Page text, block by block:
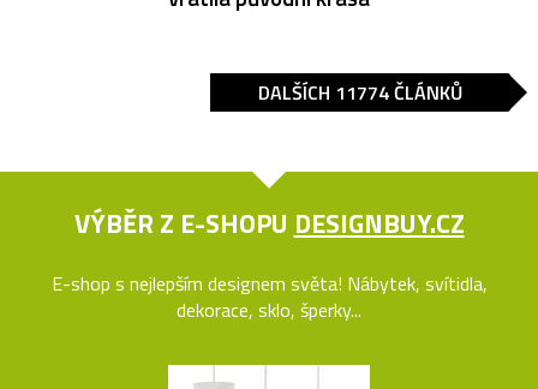
DALŠÍCH 11774 ČLÁNKŮ
VÝBĚR Z E-SHOPU DESIGNBUY.CZ
E-shop s nejlepším designem světa! Nábytek, svítidla,
dekorace, sklo, šperky...